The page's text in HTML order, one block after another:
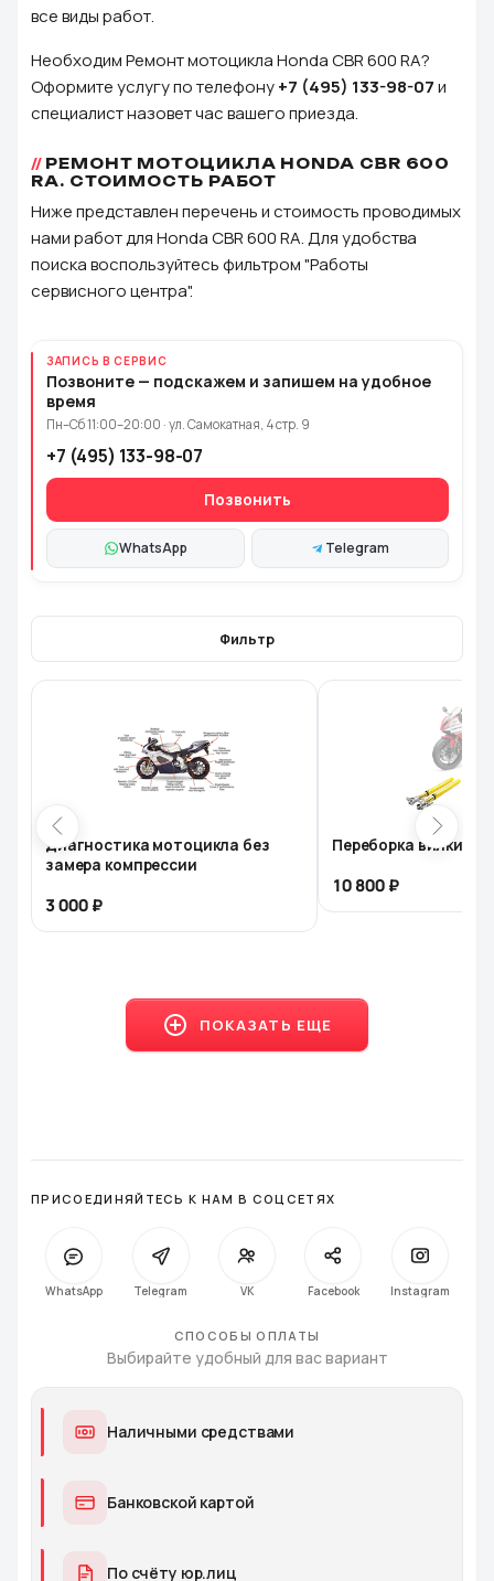
все виды работ.
Необходим Ремонт мотоцикла Honda CBR 600 RA?
Оформите услугу по телефону+7 (495) 133-98-07и
специалист назовет час вашего приезда.
РЕМОНТ МОТОЦИКЛА HONDA CBR 600
RA. СТОИМОСТЬ РАБОТ
Ниже представлен перечень и стоимость проводимых
нами работ для Honda CBR 600 RA. Для удобства
поиска воспользуйтесь фильтром "Работы
сервисного центра".
ЗАПИСЬ В СЕРВИС
Позвоните — подскажем и запишем на удобное
время
Пн–Сб 11:00–20:00 · ул. Самокатная, 4 стр. 9
+7 (495) 133-98-07
Позвонить
WhatsApp Telegram
Фильтр
Диагностика мотоцикла без
замера компрессии
3 000
Переборка вилки
10 800
ПОКАЗАТЬ ЕЩЕ
ПРИСОЕДИНЯЙТЕСЬ К НАМ В СОЦСЕТЯХ
СПОСОБЫ ОПЛАТЫ
Выбирайте удобный для вас вариант
Наличными средствами
Банковской картой
По счёту юр.лиц